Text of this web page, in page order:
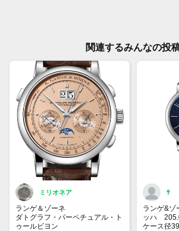
関連するみんなの投
ミリオネア
ランゲ＆ゾーネ
ダトグラフ・パーペチュアル・ト
ゥールビヨン
ｻ
ランゲ&
ッハ
ケース径